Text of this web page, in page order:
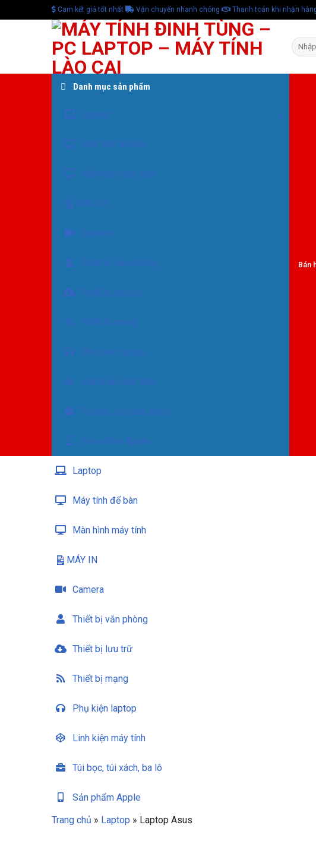
to
Cam kết giá tốt nhất Vận chuyển nhanh chóng Thanh toán khi nhận
Tìm
kiếm:
Danh mục sản phẩm
Bán
Laptop
Máy tính để bàn
Màn hình máy tính
MÁY IN
Camera
Thiết bị văn phòng
Thiết bị lưu trữ
Thiết bị mạng
Phụ kiện laptop
Linh kiện máy tính
Túi bọc, túi xách, ba lô
Sản phẩm Apple
Trang chủ » Laptop » Laptop Asus